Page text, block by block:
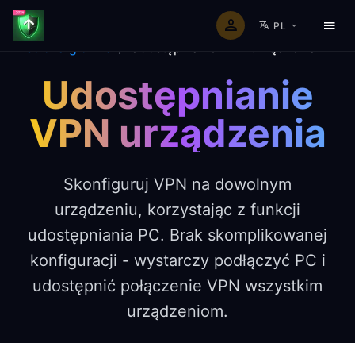
PL
Strona główna / Udostępnianie VPN urządzenia
Udostępnianie
VPN urządzenia
Skonfiguruj VPN na dowolnym
urządzeniu, korzystając z funkcji
udostępniania PC. Brak skomplikowanej
konfiguracji - wystarczy podłączyć PC i
udostępnić połączenie VPN wszystkim
urządzeniom.